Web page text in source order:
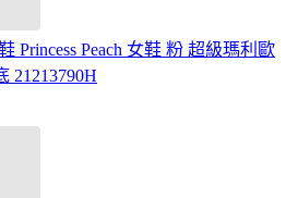
Princess Peach 女鞋 粉 超級瑪利歐
21213790H